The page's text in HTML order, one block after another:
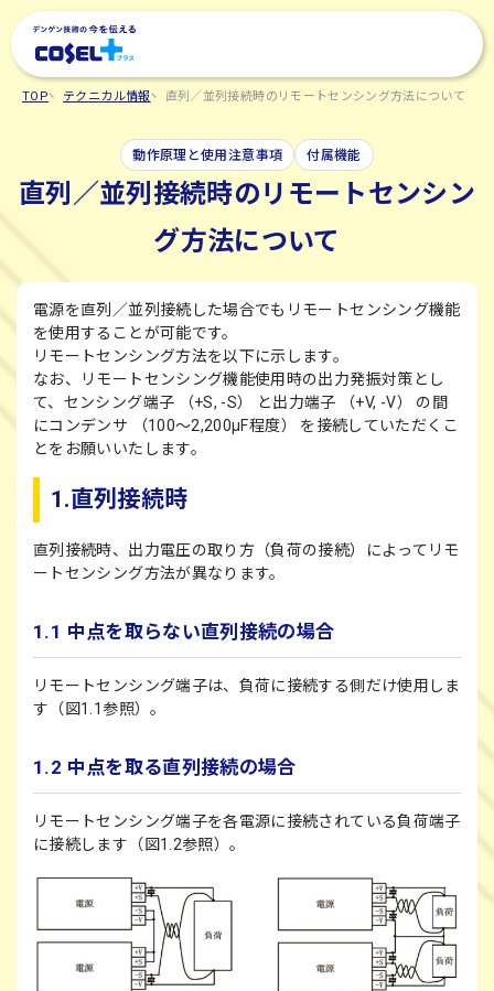
TOP テクニカル情報 直列／並列接続時のリモートセンシング方法について
動作原理と使用注意事項 付属機能
直列／並列接続時のリモートセンシン
グ方法について
電源を直列／並列接続した場合でもリモートセンシング機能
を使用することが可能です。
リモートセンシング方法を以下に示します。
なお、リモートセンシング機能使用時の出力発振対策とし
て、センシング端子 （+S, -S） と出力端子 （+V, -V） の間
にコンデンサ （100～2,200μF程度） を接続していただくこ
とをお願いいたします。
1.直列接続時
直列接続時、出力電圧の取り方（負荷の接続）によってリモ
ートセンシング方法が異なります。
1.1 中点を取らない直列接続の場合
リモートセンシング端子は、負荷に接続する側だけ使用しま
す（図1.1参照）。
1.2 中点を取る直列接続の場合
リモートセンシング端子を各電源に接続されている負荷端子
に接続します（図1.2参照）。